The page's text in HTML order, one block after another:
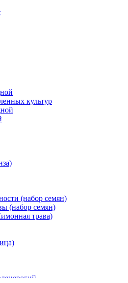
культур
(набор семян)
(набор семян)
трава)